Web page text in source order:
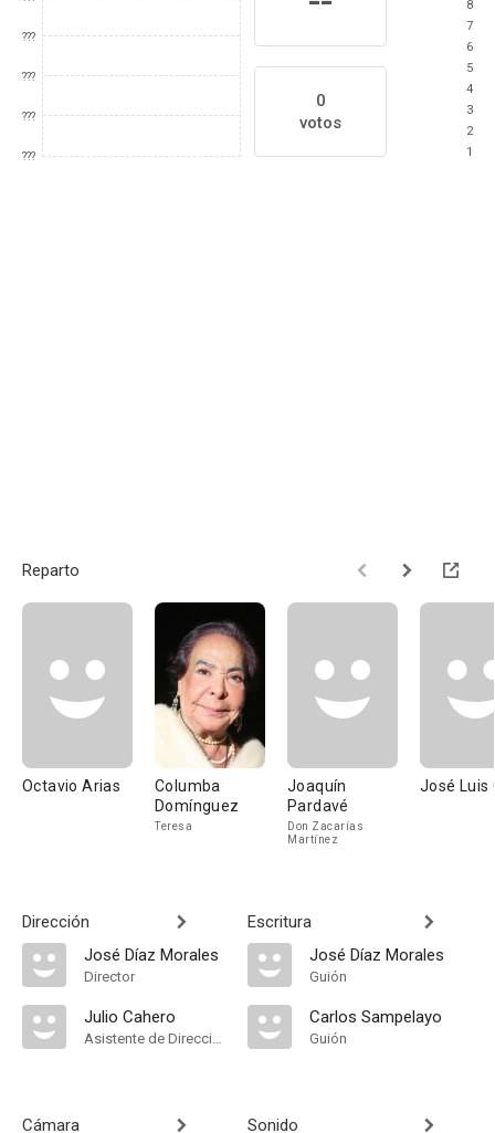
???
???
???
???
0
votos
8
7
6
5
4
3
2
1
Reparto
Octavio Arias
Columba
Domínguez
Teresa
Joaquín
Pardavé
Don Zacarías
Martínez
José Luis
Dirección
José Díaz Morales
Director
Julio Cahero
Asistente de Dirección
Cámara
Escritura
José Díaz Morales
Guión
Carlos Sampelayo
Guión
Sonido